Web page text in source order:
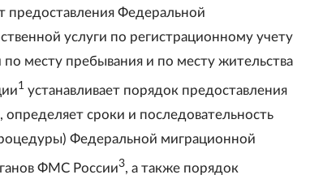
предоставления Федеральной
услуги по регистрационному учету
месту пребывания и по месту жительства
1 устанавливает порядок предоставления
определяет сроки и последовательность
Федеральной миграционной
ФМС России3 , а также порядок